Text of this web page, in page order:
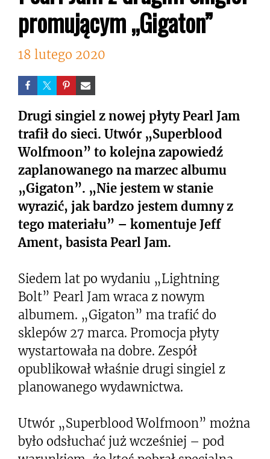
promującym „Gigaton”
18 lutego 2020
Drugi singiel z nowej płyty Pearl Jam
trafił do sieci. Utwór „Superblood
Wolfmoon” to kolejna zapowiedź
zaplanowanego na marzec albumu
„Gigaton”. „Nie jestem w stanie
wyrazić, jak bardzo jestem dumny z
tego materiału” – komentuje Jeff
Ament, basista Pearl Jam.
Siedem lat po wydaniu „Lightning
Bolt” Pearl Jam wraca z nowym
albumem. „Gigaton” ma trafić do
sklepów 27 marca. Promocja płyty
wystartowała na dobre. Zespół
opublikował właśnie drugi singiel z
planowanego wydawnictwa.
Utwór „Superblood Wolfmoon” można
było odsłuchać już wcześniej – pod